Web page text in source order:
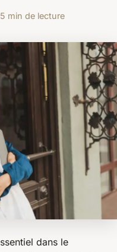
5 min de lecture
dans le